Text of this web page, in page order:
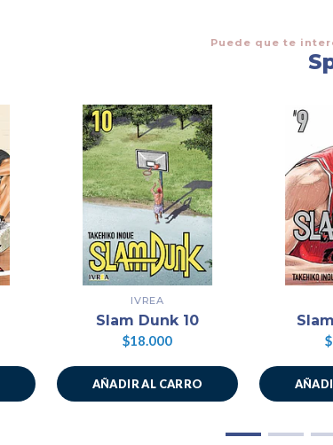
Puede que te
IVREA
Slam Dunk 10
$18.000
AÑADIR AL CARRO